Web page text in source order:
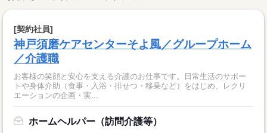
[契約社員]
神戸須磨ケアセンターそよ風／グループホーム
／介護職
お客様の笑顔と安心を支える介護のお仕事です。日常生活のサポー
トや身体介助（食事・入浴・排せつ・移乗など）をはじめ、レクリ
エーションの企画・実...
ホームヘルパー（訪問介護等）